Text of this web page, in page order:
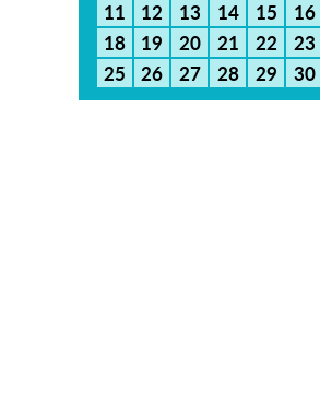
11
12 13 14 15 16
18
19 20 21 22 23
25
26 27 28 29 30